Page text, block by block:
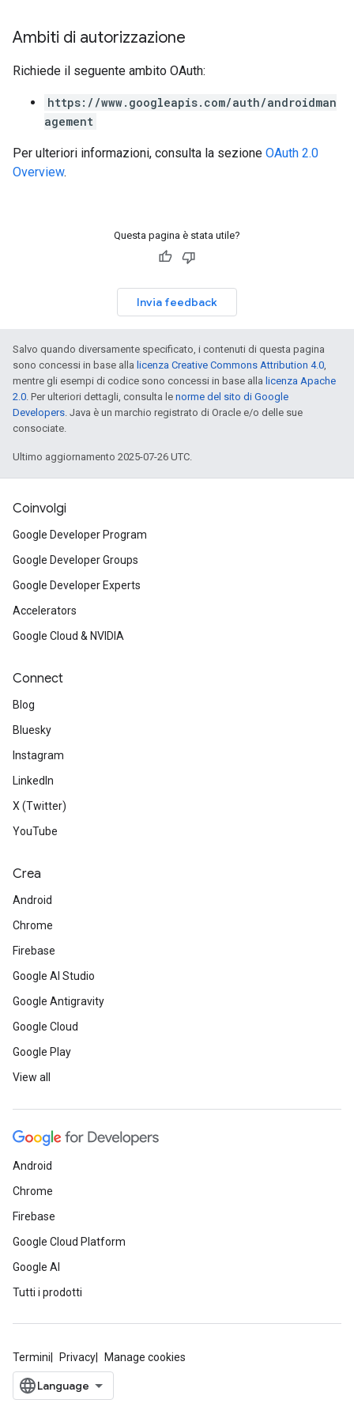
Ambiti di autorizzazione
Richiede il seguente ambito OAuth:
https://www.googleapis.com/auth/androidman
agement
Per ulteriori informazioni, consulta la sezione OAuth 2.0
Overview.
Questa pagina è stata utile?
Invia feedback
Salvo quando diversamente specificato, i contenuti di questa pagina
sono concessi in base alla licenza Creative Commons Attribution 4.0,
mentre gli esempi di codice sono concessi in base alla licenza Apache
2.0. Per ulteriori dettagli, consulta le norme del sito di Google
Developers. Java è un marchio registrato di Oracle e/o delle sue
consociate.
Ultimo aggiornamento 2025-07-26 UTC.
Coinvolgi
Google Developer Program
Google Developer Groups
Google Developer Experts
Accelerators
Google Cloud & NVIDIA
Connect
Blog
Bluesky
Instagram
LinkedIn
X (Twitter)
YouTube
Crea
Android
Chrome
Firebase
Google AI Studio
Google Antigravity
Google Cloud
Google Play
View all
Android
Chrome
Firebase
Google Cloud Platform
Google AI
Tutti i prodotti
Termini Privacy Manage cookies